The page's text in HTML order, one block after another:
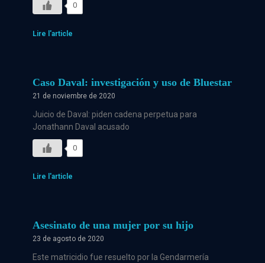
0
Lire l'article
Caso Daval: investigación y uso de Bluestar
21 de noviembre de 2020
Juicio de Daval: piden cadena perpetua para
Jonathann Daval acusado
0
Lire l'article
Asesinato de una mujer por su hijo
23 de agosto de 2020
Este matricidio fue resuelto por la Gendarmería